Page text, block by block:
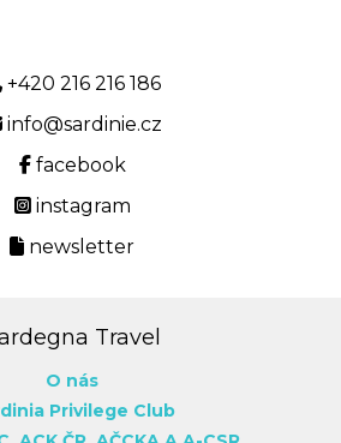
+420 216 216 186
info@sardinie.cz
facebook
instagram
newsletter
Travel
O nás
Privilege Club